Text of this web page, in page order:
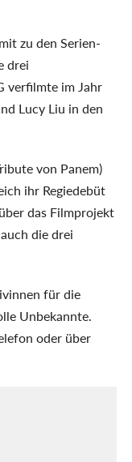
zu den Serien-
drei
verfilmte im Jahr
Lucy Liu in den
von Panem)
ihr Regiedebüt
das Filmprojekt
die drei
für die
Unbekannte.
oder über